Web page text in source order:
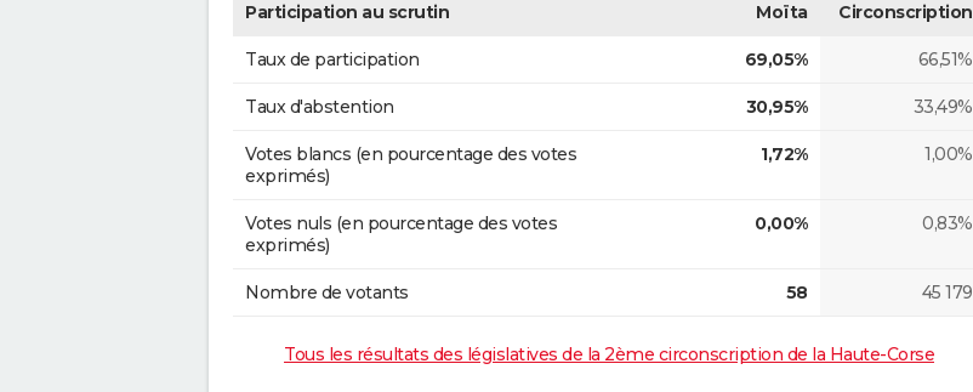
Participation au scrutin Moïta Circonscription
Taux de participation 69,05% 66,51%
Taux d'abstention 30,95% 33,49%
Votes blancs (en pourcentage des votes
exprimés)
1,72% 1,00%
Votes nuls (en pourcentage des votes
exprimés)
0,00% 0,83%
Nombre de votants 58 45 179
Tous les résultats des législatives de la 2ème circonscription de la Haute-Corse